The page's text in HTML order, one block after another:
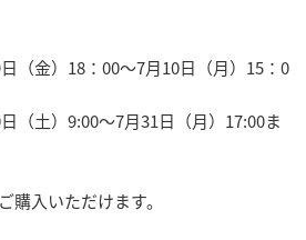
（金）18：00～7月10日（月）15：0
（土）9:00～7月31日（月）17:00ま
入いただけます。